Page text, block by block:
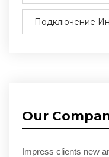
Подключение
Our
Impress clients new